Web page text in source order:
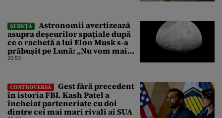
ȘTIINȚĂ
Astronomii avertizează
asupra deșeurilor spațiale după
ce o rachetă a lui Elon Musk s-a
prăbușit pe Lună: „Nu vom mai
putea efectua zboruri spațiale”
20:53
CONTROVERSĂ
Gest fără precedent
în istoria FBI. Kash Patel a
încheiat parteneriate cu doi
dintre cei mai mari rivali ai SUA